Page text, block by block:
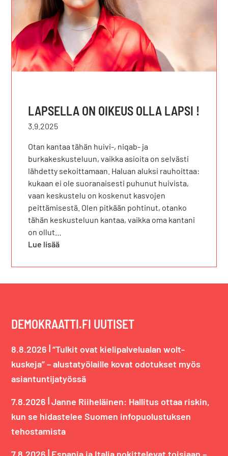
LAPSELLA ON OIKEUS OLLA LAPSI !
3.9.2025
Otan kantaa tähän huivi-, niqab- ja
burkakeskusteluun, vaikka asioita on selvästi
lähdetty sekoittamaan. Haluan aluksi rauhoittaa:
kukaan ei ole suoranaisesti puhunut huivista,
vaan keskustelu on koskenut kasvojen
peittämisestä. Olen pitkään pohtinut, otanko
tähän keskusteluun kantaa, vaikka oma kantani
on ollut…
Lue lisää
DEMOKRAATTI.FI UUTISET
8.8.2026 |“Tulkit ovat kielipalvelualan wolt-
kuskeja” – alustatyölaille kovat odotukset myös
asiantuntijatyössä
7.8.2026 |Janne Riiheläinen: Hallitus ottaa riskin,
kun se hidastelee Suomen infopuolustuksen
tehostamista
7.8.2026 | Espanja ja Italia nokittelevat toisiaan –